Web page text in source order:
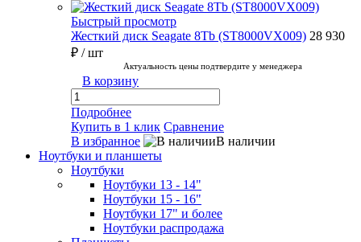
Быстрый просмотр
Жесткий диск Seagate 8Tb (ST8000VX009) 28 930
₽ / шт
Актуальность цены подтвердите у менеджера
В корзину
Подробнее
Купить в 1 клик Сравнение
В избранное
В наличии
Ноутбуки и планшеты
Ноутбуки
Ноутбуки 13 - 14"
Ноутбуки 15 - 16"
Ноутбуки 17" и более
Ноутбуки распродажа